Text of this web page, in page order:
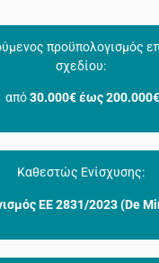
προϋπολογισμός
σχεδίου:
από30.000€ έως 200.000€
Καθεστώς Ενίσχυσης:
ΕΕ 2831/2023 (De